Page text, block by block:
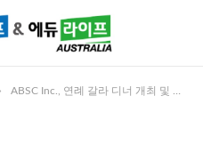
ABSC Inc., 연례 갈라 디너 개최 및 2026년 EKONOMOS 7호 발간 기념 행사 개최 – ABSC Inc. Hosts Annual Gala Dinner and Launches EKONOMOS Issue 7, 2026